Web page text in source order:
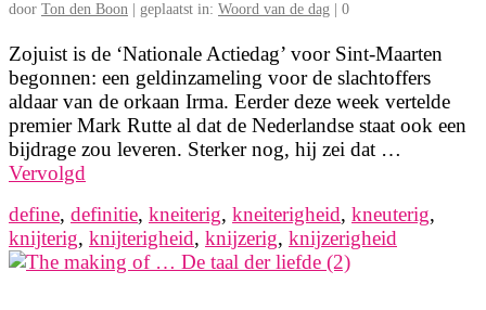
door Ton den Boon geplaatst in: Woord van de dag 0
Zojuist is de ‘Nationale Actiedag’ voor Sint-Maarten
begonnen: een geldinzameling voor de slachtoffers
aldaar van de orkaan Irma. Eerder deze week vertelde
premier Mark Rutte al dat de Nederlandse staat ook een
bijdrage zou leveren. Sterker nog, hij zei dat …
Vervolgd
define, definitie, kneiterig, kneiterigheid, kneuterig,
knijterig, knijterigheid, knijzerig, knijzerigheid